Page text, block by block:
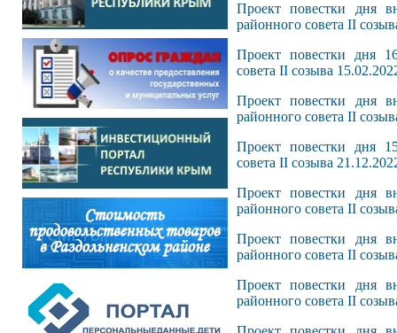
Проект повестки дня
районного совета II
Проект повестки дня
совета II созыва
Проект повестки дня
районного совета II
Проект повестки дня
совета II созыва
Проект повестки дня
районного совета II
Проект повестки дня
районного совета II
Проект повестки дня
районного совета II